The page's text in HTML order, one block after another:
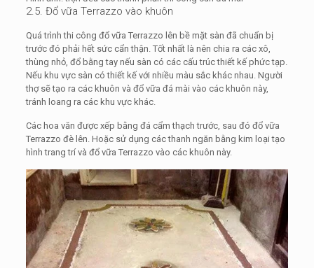
2.5. Đổ vữa Terrazzo vào khuôn
Quá trình thi công đổ vữa Terrazzo lên bề mặt sàn đã chuẩn bị
trước đó phải hết sức cẩn thận. Tốt nhất là nên chia ra các xô,
thùng nhỏ, đổ bằng tay nếu sàn có các cấu trúc thiết kế phức tạp.
Nếu khu vực sàn có thiết kế với nhiều màu sắc khác nhau. Người
thợ sẽ tạo ra các khuôn và đổ vữa đá mài vào các khuôn này,
tránh loang ra các khu vực khác.
Các hoa văn được xếp bằng đá cẩm thạch trước, sau đó đổ vữa
Terrazzo đè lên. Hoặc sử dụng các thanh ngăn bằng kim loại tạo
hình trang trí và đổ vữa Terrazzo vào các khuôn này.